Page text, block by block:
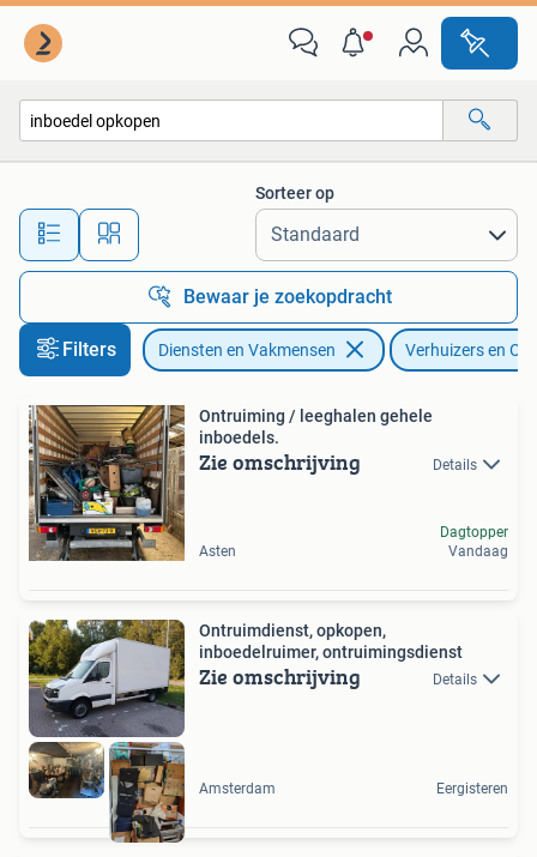
Alle afstanden…
Sorteer op
Bewaar je zoekopdracht
Filters Diensten en Vakmensen Verhuizers en
Ontruiming / leeghalen gehele
inboedels.
Zie omschrijving Details
Asten
Dagtopper
Vandaag
Ontruimdienst, opkopen,
inboedelruimer, ontruimingsdienst
Zie omschrijving Details
Amsterdam Eergisteren